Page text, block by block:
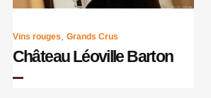
Vins rouges Grands Crus
Château Léoville Barton